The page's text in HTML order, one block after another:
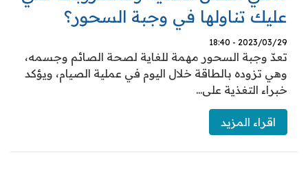
عليك تناولها في وجبة السحور؟
2023/03/29 - 18:40
تعدّ وجبة السحور مهمة للغاية لصحة الصائم وجسمه،
وهي تزوده بالطاقة خلال اليوم في عملية الصيام، ويؤكد
خبراء التغذية على...
اقراء المزيد